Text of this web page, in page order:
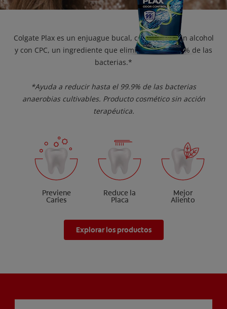
Colgate Plax es un enjuague bucal, con fórmula sin alcohol
y con CPC, un ingrediente que elimina hasta el 99% de las
bacterias.*
*Ayuda a reducir hasta el 99.9% de las bacterias
anaerobias cultivables. Producto cosmético sin acción
terapéutica.
Previene
Caries
Reduce la
Placa
Mejor
Aliento
Explorar los productos